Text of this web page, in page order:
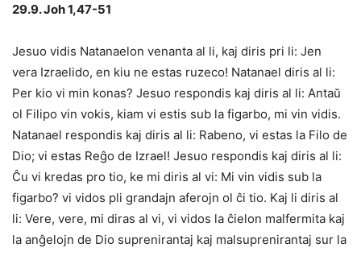
29.9. Joh 1,47-51
Jesuo vidis Natanaelon venanta al li, kaj diris pri li: Jen
vera Izraelido, en kiu ne estas ruzeco! Natanael diris al li:
Per kio vi min konas? Jesuo respondis kaj diris al li: Antaŭ
ol Filipo vin vokis, kiam vi estis sub la figarbo, mi vin vidis.
Natanael respondis kaj diris al li: Rabeno, vi estas la Filo de
Dio; vi estas Reĝo de Izrael! Jesuo respondis kaj diris al li:
Ĉu vi kredas pro tio, ke mi diris al vi: Mi vin vidis sub la
figarbo? vi vidos pli grandajn aferojn ol ĉi tio. Kaj li diris al
li: Vere, vere, mi diras al vi, vi vidos la ĉielon malfermita kaj
la anĝelojn de Dio suprenirantaj kaj malsuprenirantaj sur la